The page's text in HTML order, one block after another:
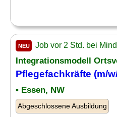
NEU Job vor 2 Std. bei
Integrationsmodell
Pflegefachkräfte (m/
• Essen, NW
Abgeschlossene Ausbildung